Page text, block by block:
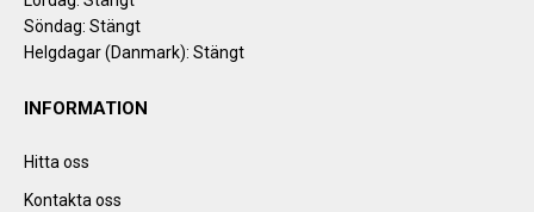
Söndag: Stängt
Helgdagar (Danmark): Stängt
INFORMATION
Hitta oss
Kontakta oss